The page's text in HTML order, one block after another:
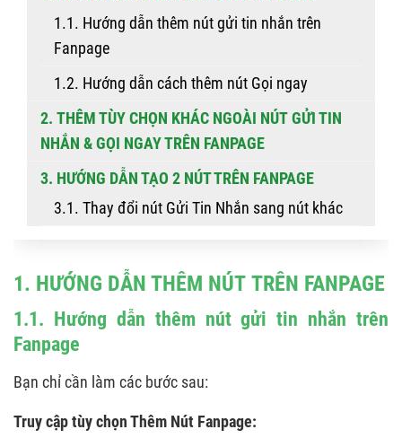
1.1. Hướng dẫn thêm nút gửi tin nhắn trên
Fanpage
1.2. Hướng dẫn cách thêm nút Gọi ngay
2. THÊM TÙY CHỌN KHÁC NGOÀI NÚT GỬI TIN
NHẮN & GỌI NGAY TRÊN FANPAGE
3. HƯỚNG DẪN TẠO 2 NÚT TRÊN FANPAGE
3.1. Thay đổi nút Gửi Tin Nhắn sang nút khác
chưa
4. TẠI SAO NÊN THÊM 2 NÚT TRÊN FANPAGE?
1. HƯỚNG DẪN THÊM NÚT TRÊN FANPAGE
1.1. Hướng dẫn thêm nút gửi tin nhắn trên
Fanpage
Bạn chỉ cần làm các bước sau:
Truy cập tùy chọn Thêm Nút Fanpage: